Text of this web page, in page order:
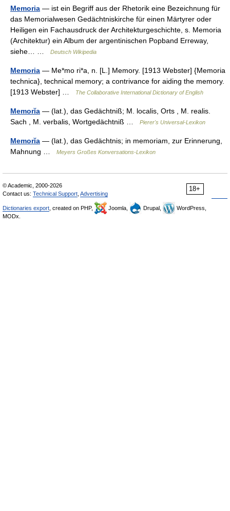
Memoria — ist ein Begriff aus der Rhetorik eine Bezeichnung für
das Memorialwesen Gedächtniskirche für einen Märtyrer oder
Heiligen ein Fachausdruck der Architekturgeschichte, s. Memoria
(Architektur) ein Album der argentinischen Popband Erreway,
siehe… …
Deutsch Wikipedia
Memoria — Me*mo ri*a, n. [L.] Memory. [1913 Webster] {Memoria
technica}, technical memory; a contrivance for aiding the memory.
[1913 Webster] …
The Collaborative International Dictionary of English
Memorĭa — (lat.), das Gedächtniß; M. localis, Orts , M. realis.
Sach , M. verbalis, Wortgedächtniß …
Pierer's Universal-Lexikon
Memorĭa — (lat.), das Gedächtnis; in memoriam, zur Erinnerung,
Mahnung …
Meyers Großes Konversations-Lexikon
18+
© Academic, 2000-2026
Contact us: Technical Support Advertising
Dictionaries export , created on PHP, Joomla, Drupal,
WordPress,
MODx.